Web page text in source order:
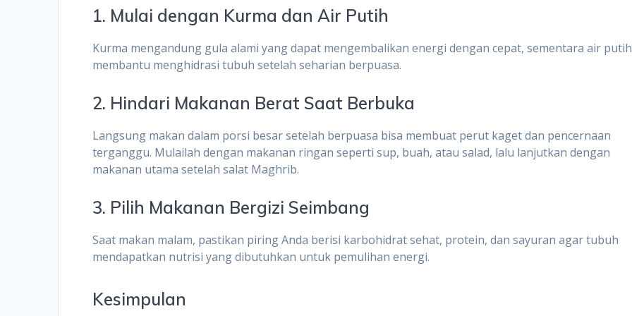
1. Mulai dengan Kurma dan Air Putih
Kurma mengandung gula alami yang dapat mengembalikan energi dengan cepat, sementara air putih
membantu menghidrasi tubuh setelah seharian berpuasa.
2. Hindari Makanan Berat Saat Berbuka
Langsung makan dalam porsi besar setelah berpuasa bisa membuat perut kaget dan pencernaan
terganggu. Mulailah dengan makanan ringan seperti sup, buah, atau salad, lalu lanjutkan dengan
makanan utama setelah salat Maghrib.
3. Pilih Makanan Bergizi Seimbang
Saat makan malam, pastikan piring Anda berisi karbohidrat sehat, protein, dan sayuran agar tubuh
mendapatkan nutrisi yang dibutuhkan untuk pemulihan energi.
Kesimpulan